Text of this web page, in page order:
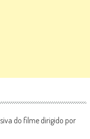
do filme dirigido por